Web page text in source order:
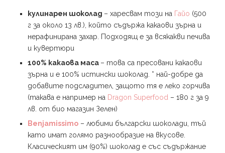
кулинарен шоколад – харесвам този на Гайо (500
г за около 13 лв.), който съдържа какаови зърна и
нерафинирана захар. Подходящ е за всякакви печива
и кувертюри
100% какаова маса – това са пресовани какаови
зърна и е 100% истински шоколад. * най-добре да
добавите подсладител, защото тя е леко горчива
(такава е например на Dragon Superfood – 180 г за 9
лв. от био магазин Зелен)
Benjamissimo – любими български шоколади, тъй
като имат голямо разнообразие на вкусове.
Класическият им (90%) шоколад е със съдържание